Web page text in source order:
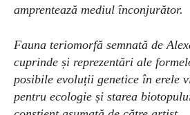
amprentează mediul înconjurător.
Fauna teriomorfă semnată de
cuprinde și reprezentări ale
posibile evoluții genetice în erele
pentru ecologie și starea